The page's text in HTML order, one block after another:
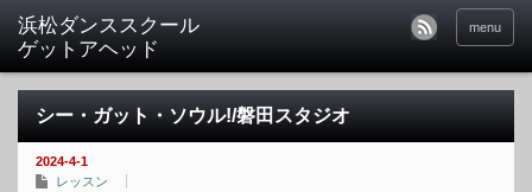
menu
シー・ガット・ソウル!/磐田スタジオ
2024-4-1
レッスン